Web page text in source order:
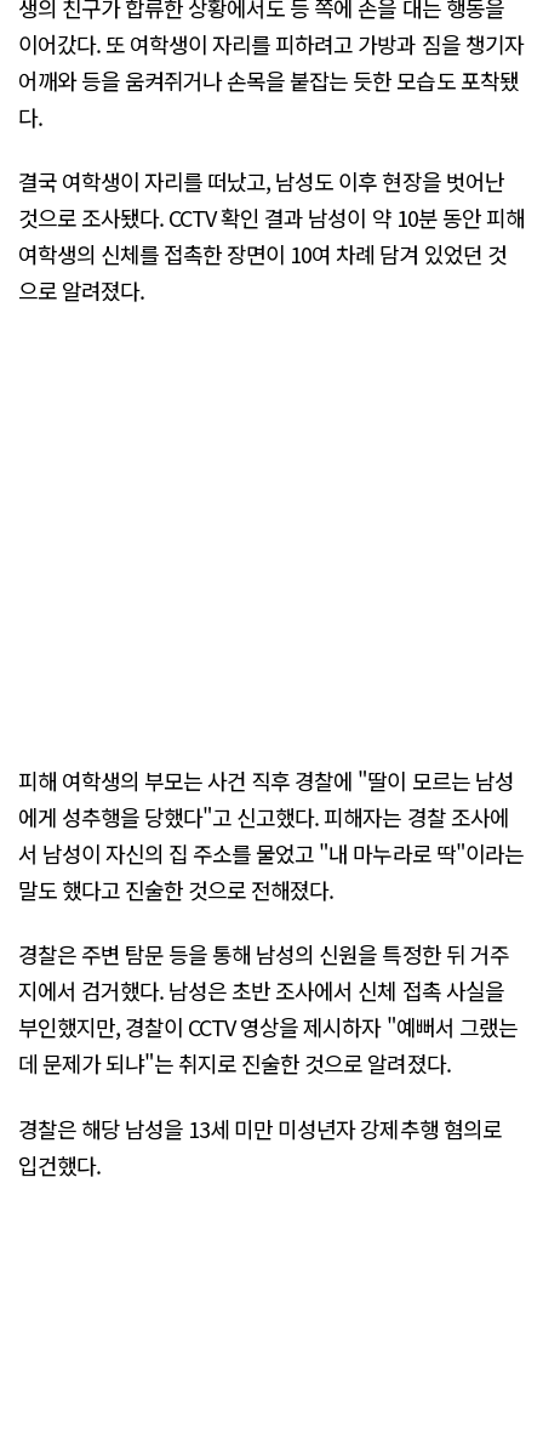
생의 친구가 합류한 상황에서도 등 쪽에 손을 대는 행동을
이어갔다. 또 여학생이 자리를 피하려고 가방과 짐을 챙기자
어깨와 등을 움켜쥐거나 손목을 붙잡는 듯한 모습도 포착됐
다.
결국 여학생이 자리를 떠났고, 남성도 이후 현장을 벗어난
것으로 조사됐다. CCTV 확인 결과 남성이 약 10분 동안 피해
여학생의 신체를 접촉한 장면이 10여 차례 담겨 있었던 것
으로 알려졌다.
피해 여학생의 부모는 사건 직후 경찰에 "딸이 모르는 남성
에게 성추행을 당했다"고 신고했다. 피해자는 경찰 조사에
서 남성이 자신의 집 주소를 물었고 "내 마누라로 딱"이라는
말도 했다고 진술한 것으로 전해졌다.
경찰은 주변 탐문 등을 통해 남성의 신원을 특정한 뒤 거주
지에서 검거했다. 남성은 초반 조사에서 신체 접촉 사실을
부인했지만, 경찰이 CCTV 영상을 제시하자 "예뻐서 그랬는
데 문제가 되냐"는 취지로 진술한 것으로 알려졌다.
경찰은 해당 남성을 13세 미만 미성년자 강제추행 혐의로
입건했다.